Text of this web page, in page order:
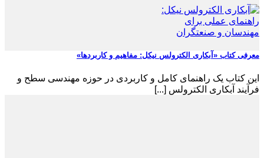
معرفی کتاب «آبکاری الکترولس نیکل: مفاهیم و کاربردها»
این کتاب یک راهنمای کامل و کاربردی در حوزه مهندسی سطح و
فرآیند آبکاری الکترولس [...]